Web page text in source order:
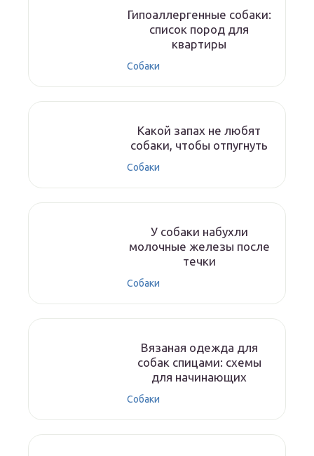
Гипоаллергенные собаки:
список пород для
квартиры
Собаки
Какой запах не любят
собаки, чтобы отпугнуть
Собаки
У собаки набухли
молочные железы после
течки
Собаки
Вязаная одежда для
собак спицами: схемы
для начинающих
Собаки